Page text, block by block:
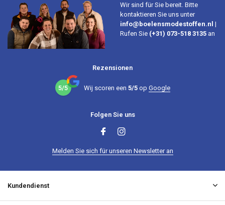
Wir sind für Sie bereit. Bitte
kontaktieren Sie uns unter
info@boelensmodestoffen.nl |
Rufen Sie (+31) 073-518 3135 an
Rezensionen
5/5 Wij scoren een 5/5op Google
Folgen Sie uns
Melden Sie sich für unseren Newsletter an
Kundendienst